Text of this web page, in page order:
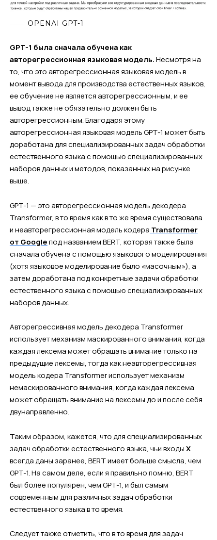
OPENAI GPT-1
GPT-1 была сначала обучена как
авторегрессионная языковая модель.Несмотря на
то, что это авторегрессионная языковая модель в
момент вывода для производства естественных языков,
ее обучение не является авторегрессионным, и ее
вывод также не обязательно должен быть
авторегрессионным. Благодаря этому
авторегрессионная языковая модель GPT-1 может быть
доработана для специализированных задач обработки
естественного языка с помощью специализированных
наборов данных и методов, показанных на рисунке
выше.
GPT-1 — это авторегрессионная модель декодера
Transformer, в то время как в то же время существовала
и неавторегрессионная модель кодера Transformer
от Googleпод названием BERT, которая также была
сначала обучена с помощью языкового моделирования
(хотя языковое моделирование было «масочным»), а
затем доработана под конкретные задачи обработки
естественного языка с помощью специализированных
наборов данных.
Авторегрессивная модель декодера Transformer
использует механизм маскированного внимания, когда
каждая лексема может обращать внимание только на
предыдущие лексемы, тогда как неавторегрессивная
модель кодера Transformer использует механизм
немаскированного внимания, когда каждая лексема
может обращать внимание на лексемы до и после себя
двунаправленно.
Таким образом, кажется, что для специализированных
задач обработки естественного языка, чьи входыX
всегда даны заранее, BERT имеет больше смысла, чем
GPT-1. На самом деле, если я правильно помню, BERT
был более популярен, чем GPT-1, и был самым
современным для различных задач обработки
естественного языка в то время.
Следует также отметить, что в то время для задач